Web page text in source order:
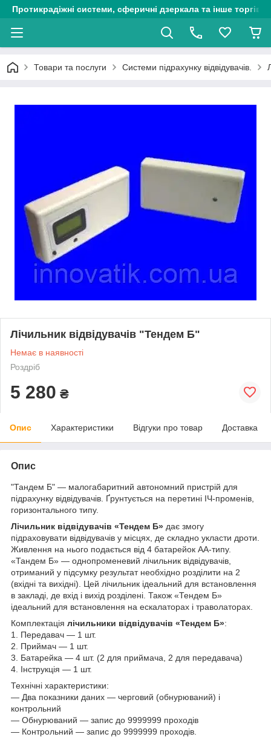
Протикрадіжні системи, сферичні дзеркала та інше
Товари та послуги Системи підрахунку відвідувачів.
Лічильник відвідувачів "Тендем Б"
Немає в наявності
Роздріб
5 280 ₴
Опис Характеристики Відгуки про товар Доставка
Опис
"Тандем Б" — малогабаритний автономний пристрій для
підрахунку відвідувачів. Ґрунтується на перетині ІЧ-променів,
горизонтального типу.
Лічильник відвідувачів «Тендем Б» дає змогу
підраховувати відвідувачів у місцях, де складно укласти дроти.
Живлення на нього подається від 4 батарейок АА-типу.
«Тандем Б» — однопроменевий лічильник відвідувачів,
отриманий у підсумку результат необхідно розділити на 2
(вхідні та вихідні). Цей лічильник ідеальний для встановлення
в закладі, де вхід і вихід розділені. Також «Тендем Б»
ідеальний для встановлення на ескалаторах і траволаторах.
Комплектація лічильники відвідувачів «Тендем Б»:
1. Передавач — 1 шт.
2. Приймач — 1 шт.
3. Батарейка — 4 шт. (2 для приймача, 2 для передавача)
4. Інструкція — 1 шт.
Технічні характеристики:
— Два показники даних — черговий (обнурюваний) і
контрольний
— Обнурюваний — запис до 9999999 проходів
— Контрольний — запис до 9999999 проходів.